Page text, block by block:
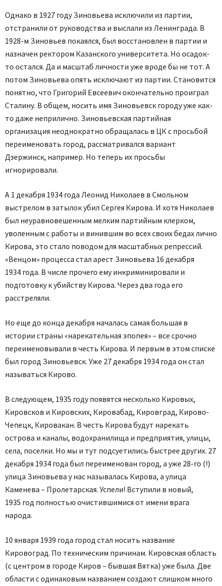
Однако в 1927 году Зиновьева исключили из партии,
отстранили от руководства и выслали из Ленинграда. В
1928-м Зиновьев покаялся, был восстановлен в партии и
назначен ректором Казанского университета. Но осадок-
то остался. Да и масштаб личности уже вроде бы не тот. А
потом Зиновьева опять исключают из партии. Становится
понятно, что Григорий Евсеевич окончательно проиграл
Сталину. В общем, носить имя Зиновьевск городу уже как-
то даже неприлично. Зиновьевская партийная
организация неоднократно обращалась в ЦК с просьбой
переименовать город, рассматривался вариант
Дзержинск, например. Но теперь их просьбы
игнорировали.
А 1 декабря 1934 года Леонид Николаев в Смольном
выстрелом в затылок убил Сергея Кирова. И хотя Николаев
был неуравновешенным мелким партийным клерком,
уволенным с работы и винившим во всех своих бедах лично
Кирова, это стало поводом для масштабных репрессий.
«Венцом» процесса стал арест Зиновьева 16 декабря
1934 года. В числе прочего ему инкриминировали и
подготовку к убийству Кирова. Через два года его
расстреляли.
Но еще до конца декабря началась самая большая в
истории страны «нарекательная эпопея» – все срочно
переименовывали в честь Кирова. И первым в этом списке
был город Зиновьевск. Уже 27 декабря 1934 года он стал
называться Кирово.
В следующем, 1935 году появятся несколько Кировых,
Кировсков и Кировских, Кировабад, Кировград, Кирово-
Чепецк, Кировакан. В честь Кирова будут нарекать
острова и каналы, водохранилища и предприятия, улицы,
села, поселки. Но мы и тут подсуетились быстрее других. 27
декабря 1934 года был переименован город, а уже 28-го (!)
улица Зиновьева у нас называлась Кирова, а улица
Каменева – Пролетарская. Успели! Вступили в новый,
1935 год полностью очистившимися от имени врага
народа.
10 января 1939 года город стал носить название
Кировоград. По техническим причинам. Кировская область
(с центром в городе Киров – бывшая Вятка) уже была. Две
области с одинаковым названием создают слишком много